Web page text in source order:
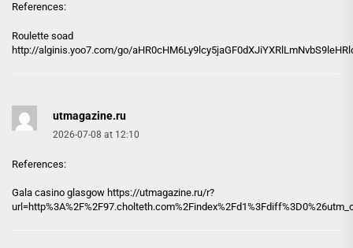
References:
Roulette soad
http://alginis.yoo7.com/go/
utmagazine.ru
2026-07-08 at 12:10
References:
Gala casino glasgow https://utmagazine.ru/r?